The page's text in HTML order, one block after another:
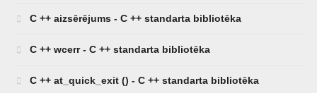
C ++ aizsērējums - C ++ standarta bibliotēka
C ++ wcerr - C ++ standarta bibliotēka
C ++ at_quick_exit () - C ++ standarta bibliotēka